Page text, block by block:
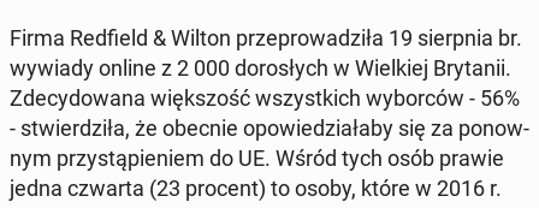
Firma Red­field & Wilton prze­pro­wa­dzi­ła 19 sierp­nia br.
wywiady online z 2 000 do­ro­słych w Wiel­kiej Bry­ta­nii.
Zde­cy­do­wa­na więk­szość wszyst­kich wy­bor­ców - 56%
- stwier­dzi­ła, że obecnie opo­wie­dzia­ła­by się za po­now­
nym przy­stą­pie­niem do UE. Wśród tych osób prawie
jedna czwarta (23 procent) to osoby, które w 2016 r.